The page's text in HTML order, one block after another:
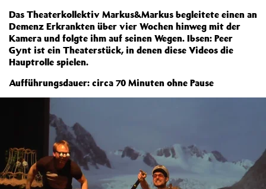
Das Theaterkollektiv Markus&Markus begleitete einen an
Demenz Erkrankten über vier Wochen hinweg mit der
Kamera und folgte ihm auf seinen Wegen. Ibsen: Peer
Gynt ist ein Theaterstück, in denen diese Videos die
Hauptrolle spielen.
Aufführungsdauer: circa 70 Minuten ohne Pause